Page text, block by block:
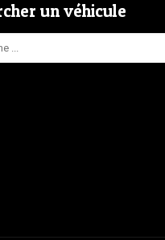
un véhicule